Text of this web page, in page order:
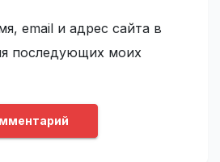
email и адрес сайта в
последующих моих